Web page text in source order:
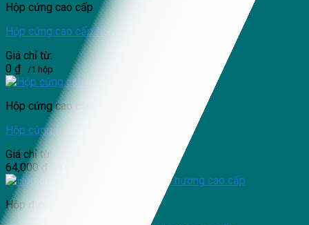
Hộp cứng cao cấp
Hộp cứng cao cấp NSV-HCCC14
Giá chỉ từ:
0 ₫ /1 hộp
Hộp cứng cao cấp
Hộp cứng cao cấp NSV-HCCC12
Giá chỉ từ:
64,000₫
Hộp đựng trầm hương